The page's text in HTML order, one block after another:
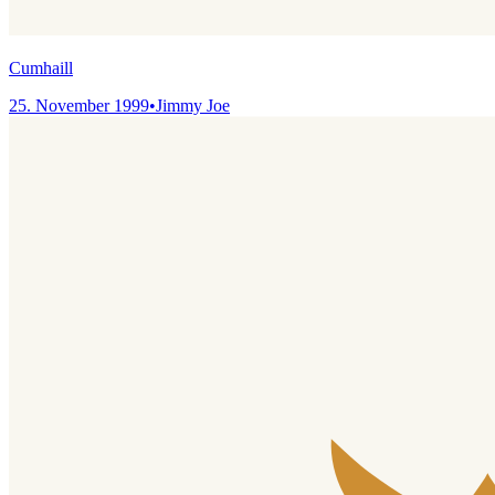
Cumhaill
25. November 1999•Jimmy Joe